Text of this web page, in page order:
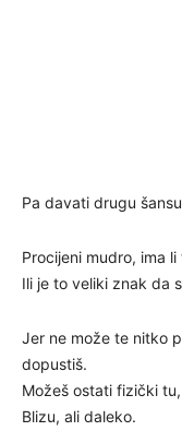
Pa davati drugu
Procijeni mudro, ima
Ili je to veliki znak da
Jer ne može te nitko
dopustiš.
Možeš ostati fizički
Blizu, ali daleko.